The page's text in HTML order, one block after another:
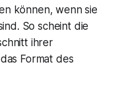
können, wenn sie
So scheint die
ihrer
Format des